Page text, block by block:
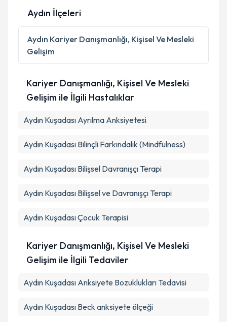
Kişisel verilerimin işlenmesine ilişkin Aydınlatma
Metni'ni okudum ve kişisel verilerimin belirtilen
kapsamda işlenmesini kabul ediyorum.
Takvim Talebini Gönder
Aydın İlçeleri
Aydın Kariyer Danışmanlığı, Kişisel Ve Mesleki
Gelişim
Kariyer Danışmanlığı, Kişisel Ve Mesleki
Gelişim ile İlgili Hastalıklar
Aydın Kuşadası Ayrılma Anksiyetesi
Aydın Kuşadası Bilinçli Farkındalık (Mindfulness)
Aydın Kuşadası Bilişsel Davranışçı Terapi
Aydın Kuşadası Bilişsel ve Davranışçı Terapi
Aydın Kuşadası Çocuk Terapisi
Kariyer Danışmanlığı, Kişisel Ve Mesleki
Gelişim ile İlgili Tedaviler
Aydın Kuşadası Anksiyete Bozuklukları Tedavisi
Aydın Kuşadası Beck anksiyete ölçeği